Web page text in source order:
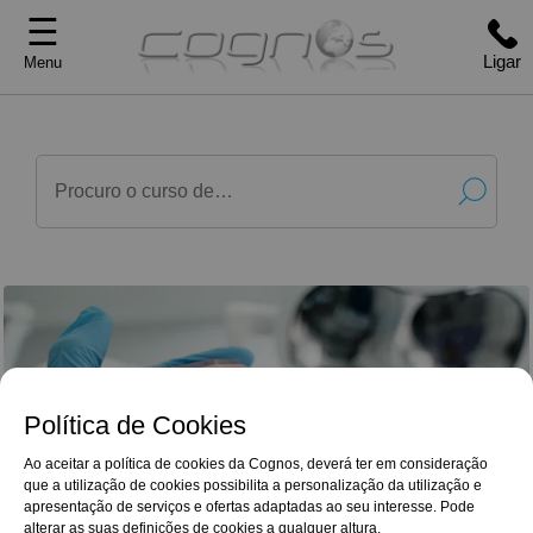
Política de Cookies
Ao aceitar a política de cookies da Cognos, deverá ter em consideração
que a utilização de cookies possibilita a personalização da utilização e
apresentação de serviços e ofertas adaptadas ao seu interesse. Pode
alterar as suas definições de cookies a qualquer altura.
☰
Menu Ligar
Google Reviews
4,9/5
O profissionalismo da equipa num todo
surpreendeu-me pela positiva. Muito graças a